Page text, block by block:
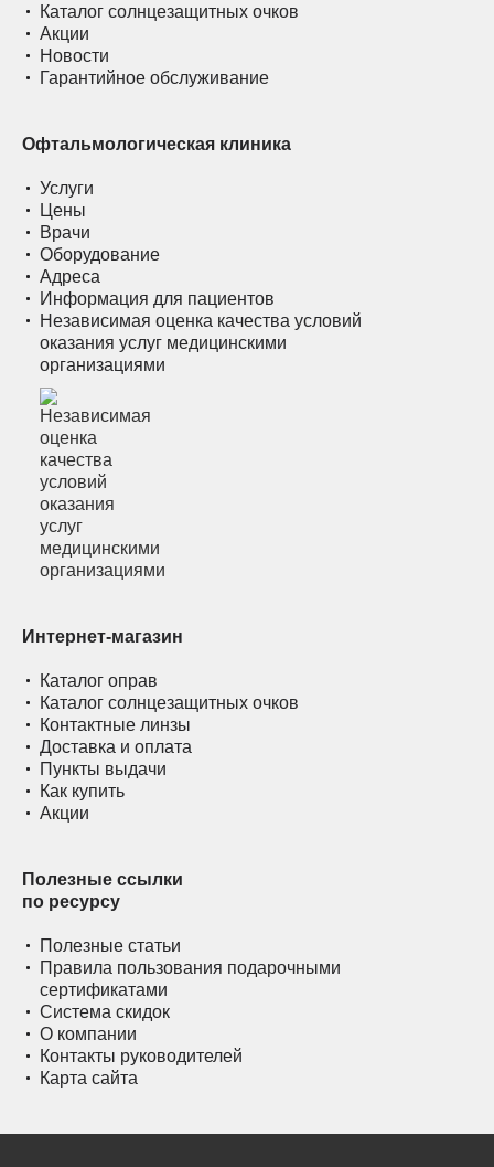
Каталог солнцезащитных очков
Акции
Новости
Гарантийное обслуживание
Офтальмологическая клиника
Услуги
Цены
Врачи
Оборудование
Адреса
Информация для пациентов
Независимая оценка качества условий
оказания услуг медицинскими
организациями
Интернет-магазин
Каталог оправ
Каталог солнцезащитных очков
Контактные линзы
Доставка и оплата
Пункты выдачи
Как купить
Акции
Полезные ссылки
по ресурсу
Полезные статьи
Правила пользования подарочными
сертификатами
Система скидок
О компании
Контакты руководителей
Карта сайта